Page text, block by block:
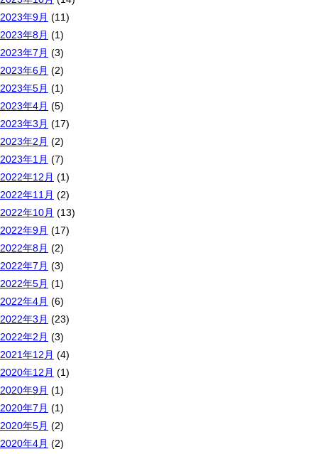
2023年9月 (11)
2023年8月 (1)
2023年7月 (3)
2023年6月 (2)
2023年5月 (1)
2023年4月 (5)
2023年3月 (17)
2023年2月 (2)
2023年1月 (7)
2022年12月 (1)
2022年11月 (2)
2022年10月 (13)
2022年9月 (17)
2022年8月 (2)
2022年7月 (3)
2022年5月 (1)
2022年4月 (6)
2022年3月 (23)
2022年2月 (3)
2021年12月 (4)
2020年12月 (1)
2020年9月 (1)
2020年7月 (1)
2020年5月 (2)
2020年4月 (2)